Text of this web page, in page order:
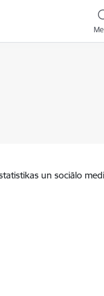
un sociālo